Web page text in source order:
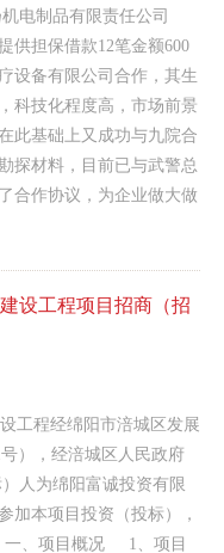
电制品有限责任公司
供担保借款12笔金额600
设备有限公司合作，其生
科技化程度高，市场前景
此基础上又成功与九院合
探材料，目前已与武警总
合作协议，为企业做大做
设工程项目招商（招
工程经绵阳市涪城区发展
），经涪城区人民政府
人为绵阳富诚投资有限
加本项目投资（投标），
、项目概况 1、项目